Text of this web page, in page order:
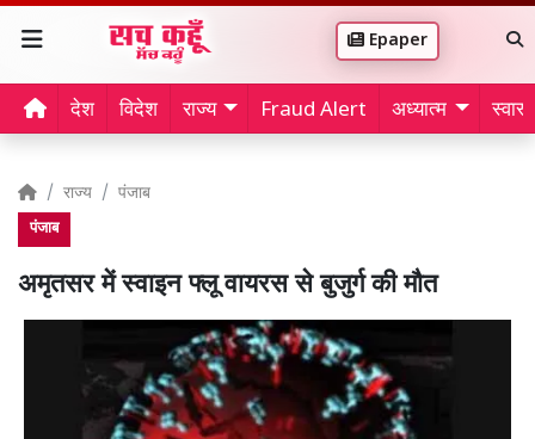
Epaper
देश विदेश राज्य Fraud Alert अध्यात्म
राज्य पंजाब
पंजाब
अमृतसर में स्वाइन फ्लू वायरस से बुजुर्ग की मौत